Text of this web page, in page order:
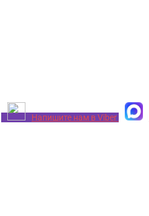
Напишите нам в Viber